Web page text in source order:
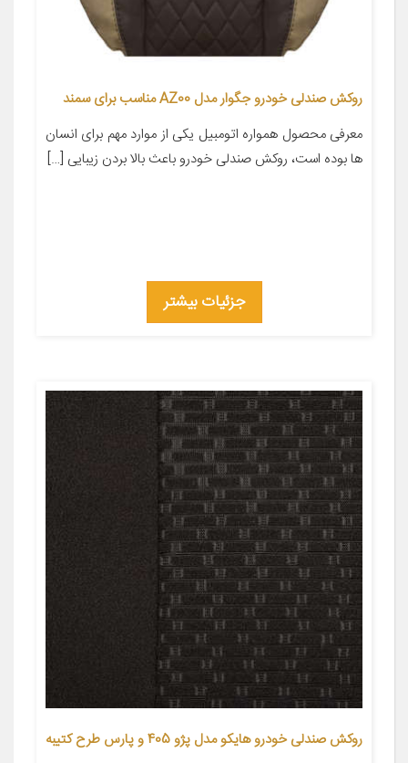
روکش صندلی خودرو جگوار مدل AZ00 مناسب برای سمند
معرفی محصول همواره اتومبیل یکی از موارد مهم برای انسان
ها بوده است، روکش صندلی خودرو باعث بالا بردن زیبایی […]
جزئیات بیشتر
روکش صندلی خودرو هایکو مدل پژو 405 و پارس طرح کتیبه